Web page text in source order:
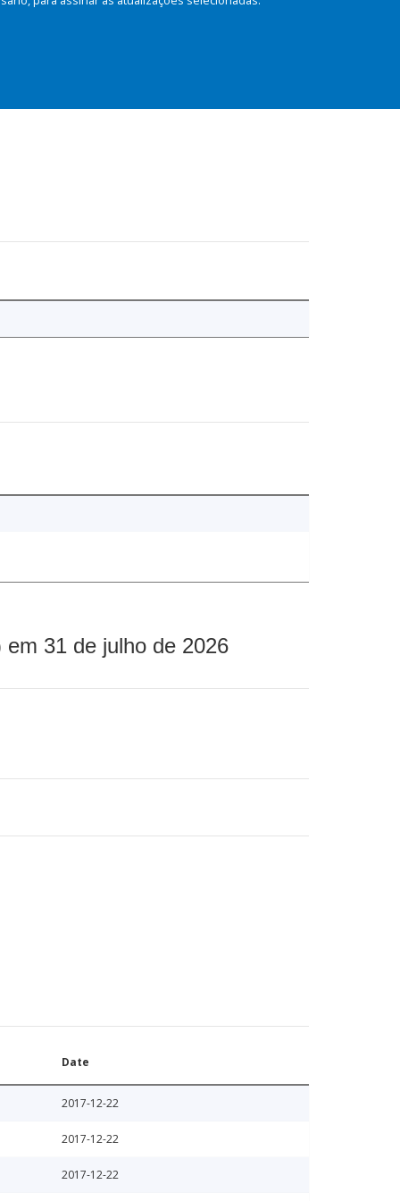
31 de julho de 2026
Date
2017-12-22
2017-12-22
2017-12-22